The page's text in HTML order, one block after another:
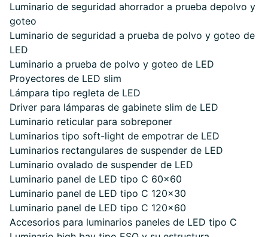
Luminario de seguridad ahorrador a prueba depolvo y
goteo
Luminario de seguridad a prueba de polvo y goteo de
LED
Luminario a prueba de polvo y goteo de LED
Proyectores de LED slim
Lámpara tipo regleta de LED
Driver para lámparas de gabinete slim de LED
Luminario reticular para sobreponer
Luminarios tipo soft-light de empotrar de LED
Luminarios rectangulares de suspender de LED
Luminario ovalado de suspender de LED
Luminario panel de LED tipo C 60×60
Luminario panel de LED tipo C 120×30
Luminario panel de LED tipo C 120×60
Accesorios para luminarios paneles de LED tipo C